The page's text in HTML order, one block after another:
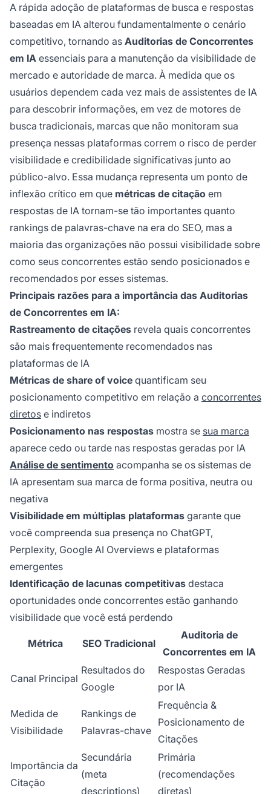
A rápida adoção de plataformas de busca e respostas
baseadas em IA alterou fundamentalmente o cenário
competitivo, tornando as Auditorias de Concorrentes
em IA essenciais para a manutenção da visibilidade de
mercado e autoridade de marca. À medida que os
usuários dependem cada vez mais de assistentes de IA
para descobrir informações, em vez de motores de
busca tradicionais, marcas que não monitoram sua
presença nessas plataformas correm o risco de perder
visibilidade e credibilidade significativas junto ao
público-alvo. Essa mudança representa um ponto de
inflexão crítico em que métricas de citação em
respostas de IA tornam-se tão importantes quanto
rankings de palavras-chave na era do SEO, mas a
maioria das organizações não possui visibilidade sobre
como seus concorrentes estão sendo posicionados e
recomendados por esses sistemas.
Principais razões para a importância das Auditorias
de Concorrentes em IA:
Rastreamento de citações revela quais concorrentes
são mais frequentemente recomendados nas
plataformas de IA
Métricas de share of voice quantificam seu
posicionamento competitivo em relação a concorrentes
diretos e indiretos
Posicionamento nas respostas mostra se sua marca
aparece cedo ou tarde nas respostas geradas por IA
Análise de sentimento acompanha se os sistemas de
IA apresentam sua marca de forma positiva, neutra ou
negativa
Visibilidade em múltiplas plataformas garante que
você compreenda sua presença no ChatGPT,
Perplexity, Google AI Overviews e plataformas
emergentes
Identificação de lacunas competitivas destaca
oportunidades onde concorrentes estão ganhando
visibilidade que você está perdendo
Métrica SEO Tradicional
Auditoria de
Concorrentes em IA
Canal Principal
Resultados do
Google
Respostas Geradas
por IA
Medida de
Visibilidade
Rankings de
Palavras-chave
Frequência &
Posicionamento de
Citações
Importância da
Citação
Secundária
(meta
descriptions)
Primária
(recomendações
diretas)